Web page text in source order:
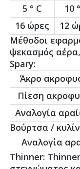
5 ° C
10
16 ώρες
12
Μέθοδοι
ψεκασμός
Spary:
Άκρο
Πίεση
Αναλογία
Βούρτσα /
Αναλογία
Thinner: